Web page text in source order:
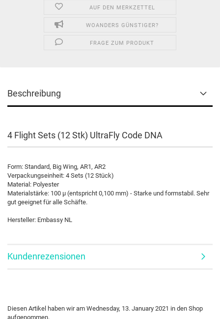
AUF DEN MERKZETTEL
WOANDERS GÜNSTIGER?
FRAGE ZUM PRODUKT
Beschreibung
4 Flight Sets (12 Stk) UltraFly Code DNA
Form: Standard, Big Wing, AR1, AR2
Verpackungseinheit: 4 Sets (12 Stück)
Material: Polyester
Materialstärke: 100 µ (entspricht 0,100 mm) - Starke und formstabil. Sehr
gut geeignet für alle Schäfte.
Hersteller: Embassy NL
Kundenrezensionen
Diesen Artikel haben wir am Wednesday, 13. January 2021 in den Shop
aufgenommen.